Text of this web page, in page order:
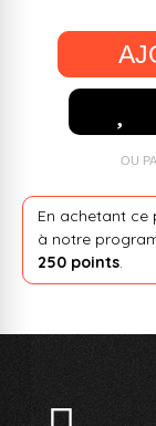
OU
En achetant ce
à notre
250 points.